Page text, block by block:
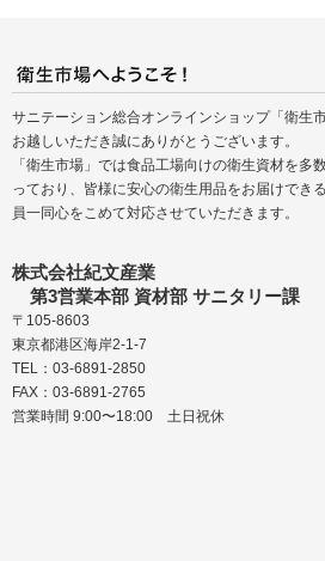
サニテーション総合オンラインショップ「衛生
お越しいただき誠にありがとうございます。
「衛生市場」では食品工場向けの衛生資材を多
っており、皆様に安心の衛生用品をお届けでき
員一同心をこめて対応させていただきます。
株式会社紀文産業
第3営業本部 資材部 サニタリー課
〒105-8603
東京都港区海岸2-1-7
TEL：03-6891-2850
FAX：03-6891-2765
営業時間 9:00〜18:00 土日祝休